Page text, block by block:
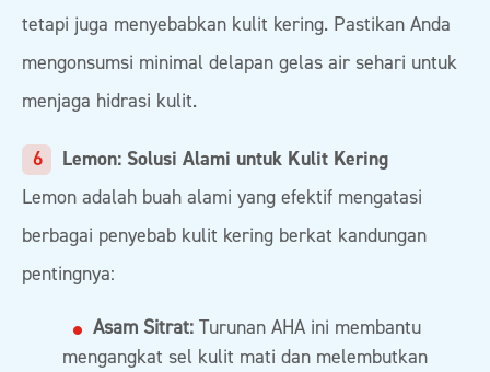
tetapi juga menyebabkan kulit kering. Pastikan Anda
mengonsumsi minimal delapan gelas air sehari untuk
menjaga hidrasi kulit.
Lemon: Solusi Alami untuk Kulit Kering
Lemon adalah buah alami yang efektif mengatasi
berbagai penyebab kulit kering berkat kandungan
pentingnya:
Asam Sitrat:Turunan AHA ini membantu
mengangkat sel kulit mati dan melembutkan